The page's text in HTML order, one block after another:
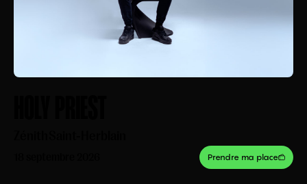
Prendre ma place